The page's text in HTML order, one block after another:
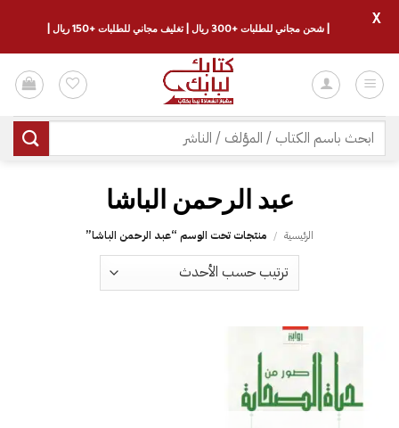
للمحتوى
البحث
عن:
عبد الرحمن الباشا
الرئيسية / منتجات تحت الوسم “عبد الرحمن الباشا”
| شحن مجاني للطلبات +300 ريال | تغليف مجاني للطلبات +150 ريال |
X